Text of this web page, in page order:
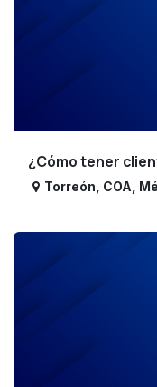
¿Cómo tener
Torreón COA